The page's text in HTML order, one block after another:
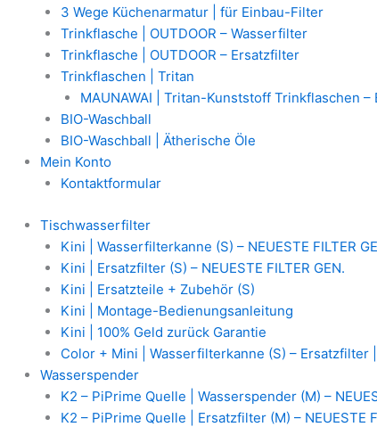
3 Wege Küchenarmatur | für Einbau-Filter
Trinkflasche | OUTDOOR – Wasserfilter
Trinkflasche | OUTDOOR – Ersatzfilter
Trinkflaschen | Tritan
MAUNAWAI | Tritan-Kunststoff Trinkflaschen –
BIO-Waschball
BIO-Waschball | Ätherische Öle
Mein Konto
Kontaktformular
Tischwasserfilter
Kini | Wasserfilterkanne (S) – NEUESTE FILTER
Kini | Ersatzfilter (S) – NEUESTE FILTER GEN.
Kini | Ersatzteile + Zubehör (S)
Kini | Montage-Bedienungsanleitung
Kini | 100% Geld zurück Garantie
Color + Mini | Wasserfilterkanne (S) – Ersatzfilter |
Wasserspender
K2 – PiPrime Quelle | Wasserspender (M) –
K2 – PiPrime Quelle | Ersatzfilter (M) – NEUESTE